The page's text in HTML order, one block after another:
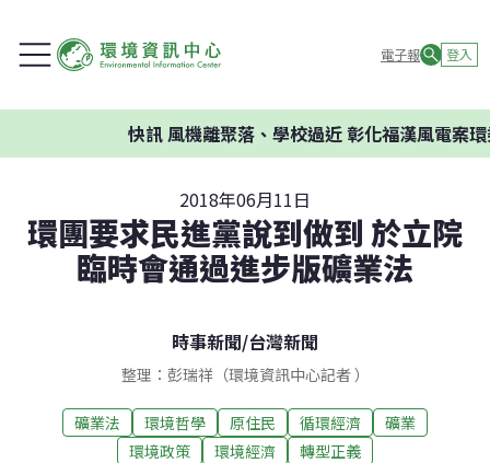
電子報 登入
風機離聚落、學校過近 彰化福漢風電案環委建
2018年06月11日
環團要求民進黨說到做到 於立院
臨時會通過進步版礦業法
時事新聞/台灣新聞
整理：彭瑞祥（環境資訊中心記者 ）
礦業法 環境哲學 原住民 循環經濟
礦業
環境政策
環境經濟 轉型正義